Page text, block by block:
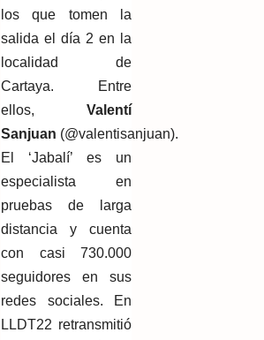
los que tomen la
salida el día 2 en la
localidad de
Cartaya. Entre
ellos, Valentí
Sanjuan (@valentisanjuan).
El ‘Jabalí’ es un
especialista en
pruebas de larga
distancia y cuenta
con casi 730.000
seguidores en sus
redes sociales. En
LLDT22 retransmitió